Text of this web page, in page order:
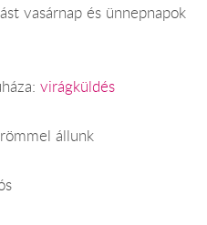
vasárnap és ünnepnapok
virágküldés
állunk